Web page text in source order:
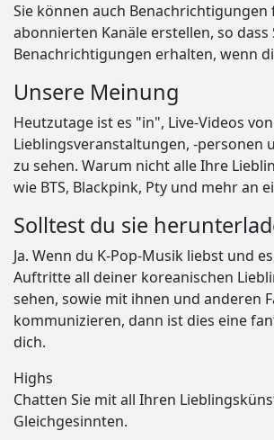
Sie können auch
abonnierten Kanäle erstellen, so dass
Benachrichtigungen erhalten, wenn
Unsere Meinung
Heutzutage ist es "in", Live-Videos
Lieblingsveranstaltungen, -personen
zu sehen. Warum nicht alle Ihre
wie BTS, Blackpink, Pty und mehr an
Solltest du sie
Ja. Wenn du K-Pop-Musik liebst und
Auftritte all deiner koreanischen
sehen, sowie mit ihnen und anderen
kommunizieren, dann ist dies eine
dich.
Highs
Chatten Sie mit all Ihren
Gleichgesinnten.